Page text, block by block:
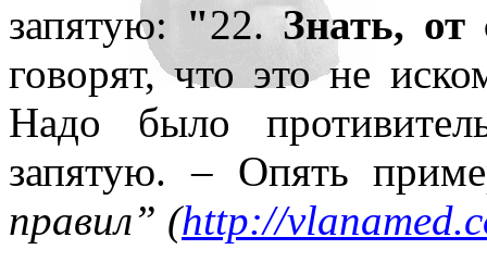
запятую: "22. Знать, от
говорят, что это не
Надо было
запятую. – Опять
правил” (http://